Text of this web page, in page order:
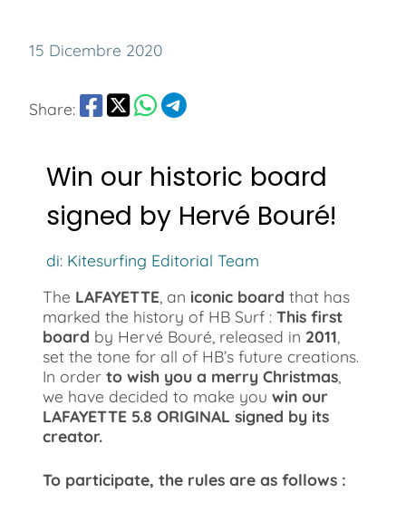
15 Dicembre 2020
Share:
Win our historic board
signed by Hervé Bouré!
di: Kitesurfing Editorial Team
The LAFAYETTE , an iconic board that has
marked the history of HB Surf : This first
board by Hervé Bouré, released in 2011
set the tone for all of HB’s future creations.
In order to wish you a merry Christmas
we have decided to make you win our
LAFAYETTE 5.8 ORIGINAL signed by its
creator.
To participate, the rules are as follows :